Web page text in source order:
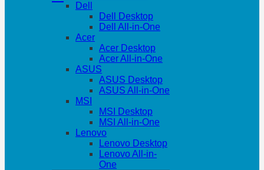
Dell
Dell Desktop
Dell All-in-One
Acer
Acer Desktop
Acer All-in-One
ASUS
ASUS Desktop
ASUS All-in-One
MSI
MSI Desktop
MSI All-in-One
Lenovo
Lenovo Desktop
Lenovo All-in-
One